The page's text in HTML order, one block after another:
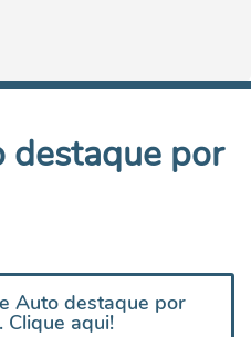
destaque por
Auto destaque por
Clique aqui!